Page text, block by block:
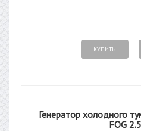
КУПИТЬ
Генератор холодного
FOG